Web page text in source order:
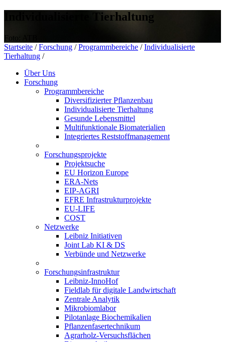
Individualisierte Tierhaltung
Foto: ATB
Startseite / Forschung / Programmbereiche / Individualisierte
Tierhaltung /
Über Uns
Forschung
Programmbereiche
Diversifizierter Pflanzenbau
Individualisierte Tierhaltung
Gesunde Lebensmittel
Multifunktionale Biomaterialien
Integriertes Reststoffmanagement
Forschungsprojekte
Projektsuche
EU Horizon Europe
ERA-Nets
EIP-AGRI
EFRE Infrastrukturprojekte
EU-LIFE
COST
Netzwerke
Leibniz Initiativen
Joint Lab KI & DS
Verbünde und Netzwerke
Forschungsinfrastruktur
Leibniz-InnoHof
Fieldlab für digitale Landwirtschaft
Zentrale Analytik
Mikrobiomlabor
Pilotanlage Biochemikalien
Pflanzenfasertechnikum
Agrarholz-Versuchsflächen